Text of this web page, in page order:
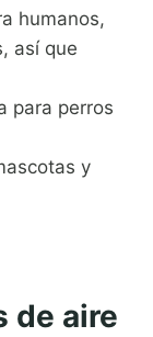
humanos,
así que
para perros
y
de aire